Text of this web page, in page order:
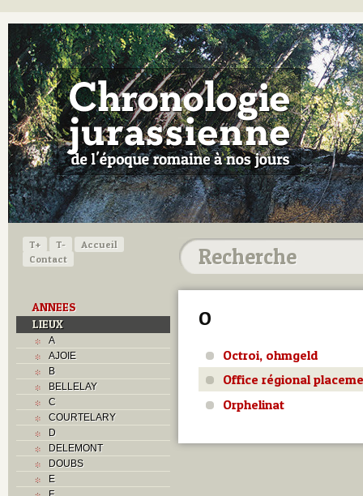
T+ T-
Accueil
Contact
ANNEES
LIEUX
A
AJOIE
B
BELLELAY
C
COURTELARY
D
DELEMONT
DOUBS
E
O
Octroi, ohmgeld
Office régional
Orphelinat